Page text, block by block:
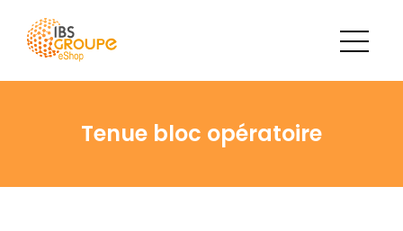
Tenue bloc opératoire